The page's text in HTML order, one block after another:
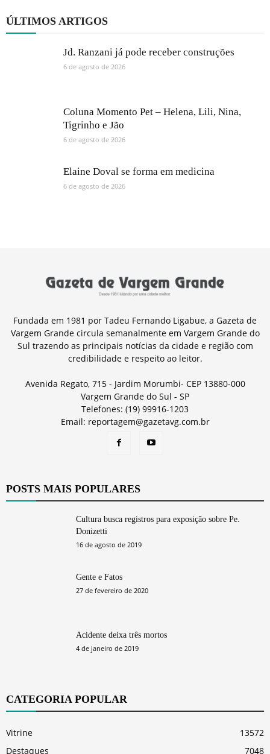
ÚLTIMOS ARTIGOS
Jd. Ranzani já pode receber construções
6 de agosto de 2026
Coluna Momento Pet – Helena, Lili, Nina,
Tigrinho e Jão
6 de agosto de 2026
Elaine Doval se forma em medicina
6 de agosto de 2026
Fundada em 1981 por Tadeu Fernando Ligabue, a Gazeta de
Vargem Grande circula semanalmente em Vargem Grande do
Sul trazendo as principais notícias da cidade e região com
credibilidade e respeito ao leitor.
Avenida Regato, 715 - Jardim Morumbi- CEP 13880-000
Vargem Grande do Sul - SP
Telefones: (19) 99916-1203
Email: reportagem@gazetavg.com.br
POSTS MAIS POPULARES
Cultura busca registros para exposição sobre Pe.
Donizetti
16 de agosto de 2019
Gente e Fatos
27 de fevereiro de 2020
Acidente deixa três mortos
4 de janeiro de 2019
CATEGORIA POPULAR
Vitrine
13572
Destaques
7048